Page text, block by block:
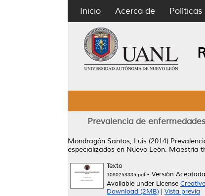
Inicio Acerca de Políticas
Prevalencia de
Mondragón Santos, Luis (2014)
especializados en Nuevo León. Maestría
Texto
1080253885.pdf- Versión Aceptada
Available under License
Download (2MB)
Vista previa